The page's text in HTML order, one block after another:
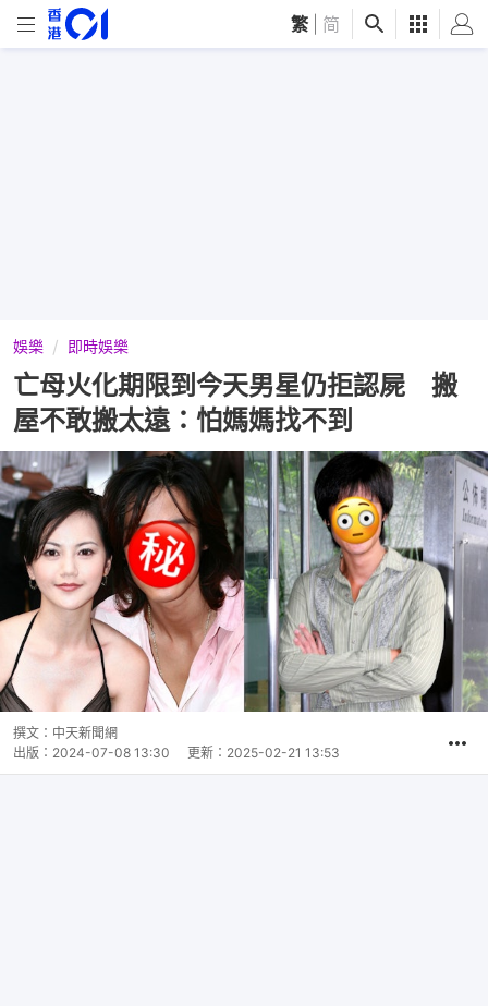
繁 简
娛樂 即時娛樂
亡母火化期限到今天男星仍拒認屍 搬
屋不敢搬太遠：怕媽媽找不到
撰文： 中天新聞網
出版： 2024-07-08 13:30 更新： 2025-02-21 13:53